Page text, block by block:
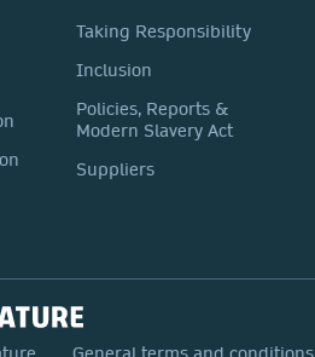
Taking Responsibility
Inclusion
Policies, Reports &
Modern Slavery Act
Suppliers